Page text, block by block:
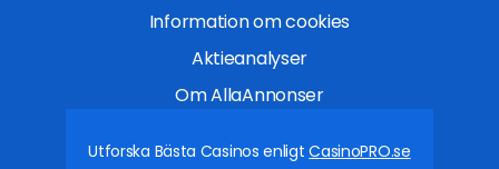
Information om cookies
Aktieanalyser
Om AllaAnnonser
Utforska Bästa Casinos enligtCasinoPRO.se